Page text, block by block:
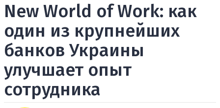
New World of Work: как
один из крупнейших
банков Украины
улучшает опыт
сотрудника